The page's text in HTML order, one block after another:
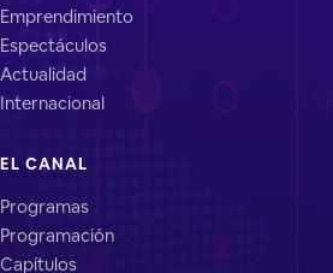
Emprendimiento
Espectáculos
Actualidad
Internacional
EL CANAL
Programas
Programación
Capítulos